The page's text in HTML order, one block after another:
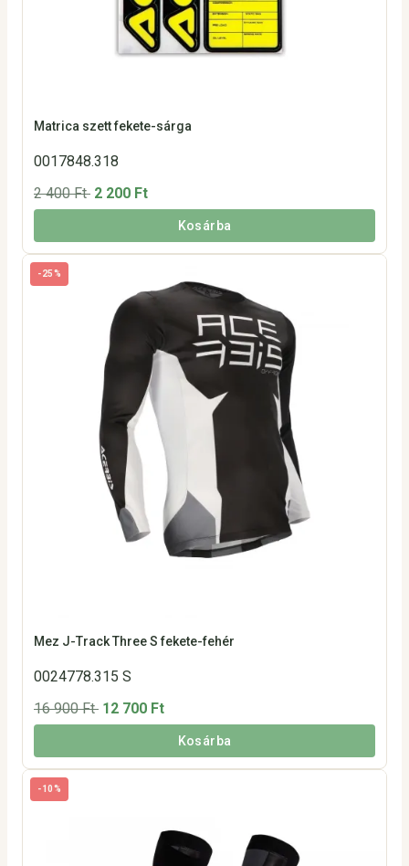
Matrica szett fekete-sárga
0017848.318
2 400 Ft 2 200 Ft
Kosárba
-25%
Mez J-Track Three S fekete-fehér
0024778.315 S
16 900 Ft 12 700 Ft
Kosárba
-10%